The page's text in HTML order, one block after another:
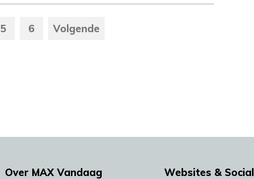
5 6 Volgende
Over MAX Vandaag Websites & Social